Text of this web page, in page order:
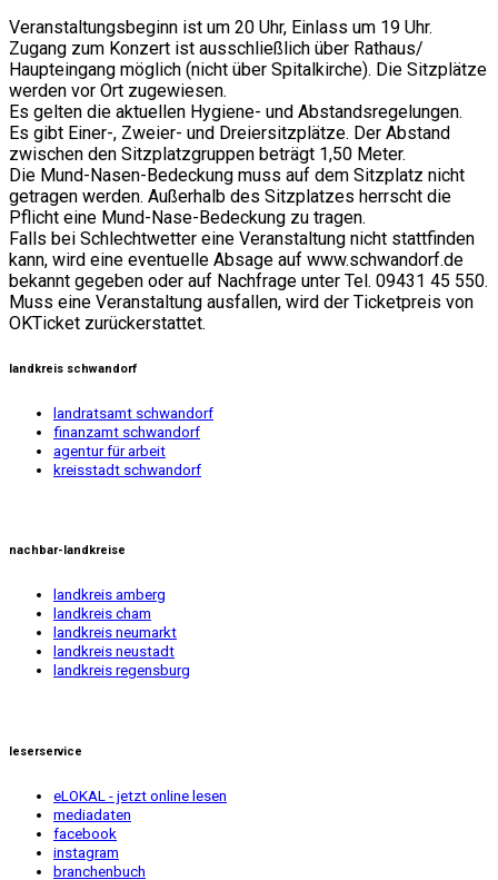
Veranstaltungsbeginn ist um 20 Uhr, Einlass um 19 Uhr.
Zugang zum Konzert ist ausschließlich über Rathaus/
Haupteingang möglich (nicht über Spitalkirche). Die Sitzplätze
werden vor Ort zugewiesen.
Es gelten die aktuellen Hygiene- und Abstandsregelungen.
Es gibt Einer-, Zweier- und Dreiersitzplätze. Der Abstand
zwischen den Sitzplatzgruppen beträgt 1,50 Meter.
Die Mund-Nasen-Bedeckung muss auf dem Sitzplatz nicht
getragen werden. Außerhalb des Sitzplatzes herrscht die
Pflicht eine Mund-Nase-Bedeckung zu tragen.
Falls bei Schlechtwetter eine Veranstaltung nicht stattfinden
kann, wird eine eventuelle Absage auf www.schwandorf.de
bekannt gegeben oder auf Nachfrage unter Tel. 09431 45 550.
Muss eine Veranstaltung ausfallen, wird der Ticketpreis von
OKTicket zurückerstattet.
landkreis schwandorf
landratsamt schwandorf
finanzamt schwandorf
agentur für arbeit
kreisstadt schwandorf
nachbar-landkreise
landkreis amberg
landkreis cham
landkreis neumarkt
landkreis neustadt
landkreis regensburg
leserservice
eLOKAL - jetzt online lesen
mediadaten
facebook
instagram
branchenbuch